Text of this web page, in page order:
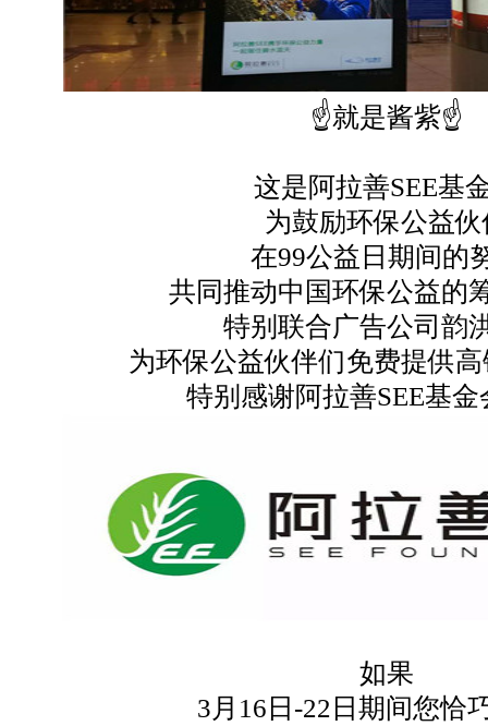
☝就是酱紫☝
这是阿拉善SEE基
为鼓励环保公益
在99公益日期间的
共同推动中国环保公益的
特别联合广告公司韵
为环保公益伙伴们免费提供
特别感谢阿拉善SEE基
如果
3月16日-22日期间您恰